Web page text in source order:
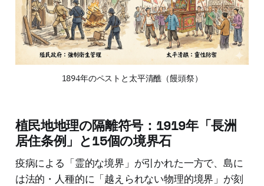
1894年のペストと太平清醮（饅頭祭）
植民地地理の隔離符号：1919年「長洲
居住条例」と15個の境界石
疫病による「霊的な境界」が引かれた一方で、島に
は法的・人種的に「越えられない物理的境界」が刻